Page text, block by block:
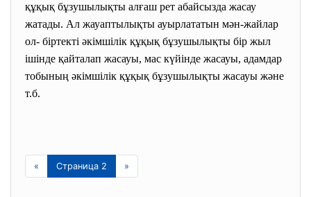
құқық бұзушылықты алғаш рет абайсызда жасау
жатады. Ал жауаптылықты ауырлататын мән-жайлар
ол- біртекті әкімшілік құқық бұзушылықты бір жыл
ішінде қайталап жасауы, мас күйінде жасауы, адамдар
тобының әкімшілік құқық бұзушылықты жасауы және
т.б.
« Страница 2 »